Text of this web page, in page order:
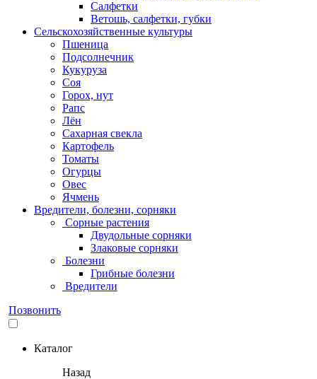
Салфетки
Ветошь, салфетки, губки
Сельскохозяйственные культуры
Пшеница
Подсолнечник
Кукуруза
Соя
Горох, нут
Рапс
Лён
Сахарная свекла
Картофель
Томаты
Огурцы
Овес
Ячмень
Вредители, болезни, сорняки
Сорные растения
Двудольные сорняки
Злаковые сорняки
Болезни
Грибные болезни
Вредители
Позвонить
Каталог
Назад